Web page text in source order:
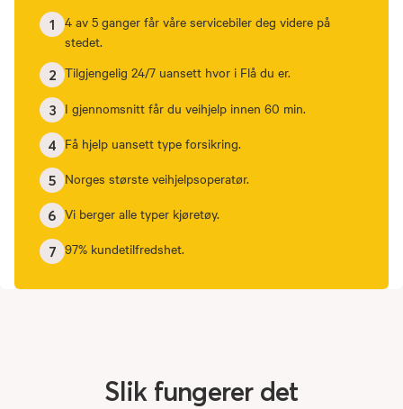
1 4 av 5 ganger får våre servicebiler deg videre på
stedet.
2 Tilgjengelig 24/7 uansett hvor i Flå du er.
3 I gjennomsnitt får du veihjelp innen 60 min.
4 Få hjelp uansett type forsikring.
5 Norges største veihjelpsoperatør.
6 Vi berger alle typer kjøretøy.
7 97% kundetilfredshet.
Slik fungerer det